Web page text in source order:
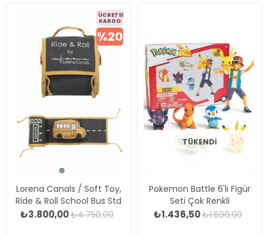
Lorena Canals / Soft Toy,
Ride & Roll School Bus Std
₺3.800,00₺4.750,00
ÜCRETSIZ
KARGO
%20
TÜKENDI
Pokemon Battle 6'lı Figür
Seti Çok Renkli
₺1.436,50₺1.690,00